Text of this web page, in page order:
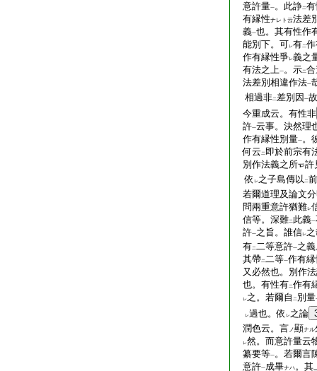
意許量一。此諍二
有縁性ナレト云法差
義一也。其有性作
能別下。可レ有二
作有縁性爭レ義之
有法之上一。示二
法差別相違作法一
相過非二差別因 一故
今重成云。有性非
許一云事。決然理
作有縁性別量一。
何云 二 即於前宗有
別作法義之所
許
依 レ之子島傳以 二
若爾道理及論文
問兩重意許猶難レ
信等。深難二 此義一
許一之旨。誰信レ
有二二等意許一之
其帶二二等一作有
又必然也。別作
也。有性有二作有
レ之。若爾自 二 別量
レ過也。依 レ之論
潤色云。言ノ顯ナル
レ然。而意許量云
纂要等一。若爾言
意許一成畢ナハ。其